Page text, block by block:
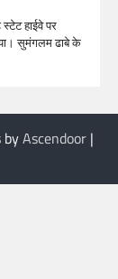
हाईवे पर
सुमंगलम ढाबे के
byAscendoor |